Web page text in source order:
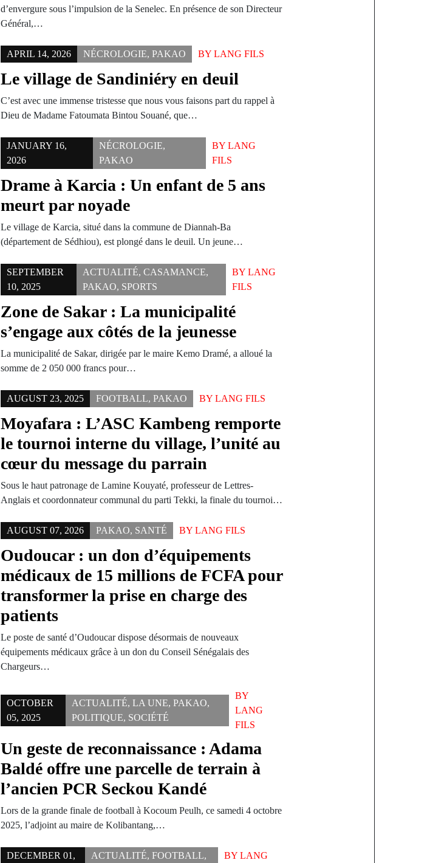
d’envergure sous l’impulsion de la Senelec. En présence de son Directeur
Général,…
APRIL 14, 2026 NÉCROLOGIE,PAKAO BYLANG FILS
Le village de Sandiniéry en deuil
C’est avec une immense tristesse que nous vous faisons part du rappel à
Dieu de Madame Fatoumata Bintou Souané, que…
JANUARY 16,
2026
NÉCROLOGIE,
PAKAO
BYLANG
FILS
Drame à Karcia : Un enfant de 5 ans
meurt par noyade
Le village de Karcia, situé dans la commune de Diannah-Ba
(département de Sédhiou), est plongé dans le deuil. Un jeune…
SEPTEMBER
10, 2025
ACTUALITÉ, CASAMANCE,
PAKAO, SPORTS
BYLANG
FILS
Zone de Sakar : La municipalité
s’engage aux côtés de la jeunesse
La municipalité de Sakar, dirigée par le maire Kemo Dramé, a alloué la
somme de 2 050 000 francs pour…
AUGUST 23, 2025 FOOTBALL,PAKAO BYLANG FILS
Moyafara : L’ASC Kambeng remporte
le tournoi interne du village, l’unité au
cœur du message du parrain
Sous le haut patronage de Lamine Kouyaté, professeur de Lettres-
Anglais et coordonnateur communal du parti Tekki, la finale du tournoi…
AUGUST 07, 2026 PAKAO, SANTÉ BYLANG FILS
Oudoucar : un don d’équipements
médicaux de 15 millions de FCFA pour
transformer la prise en charge des
patients
Le poste de santé d’Oudoucar dispose désormais de nouveaux
équipements médicaux grâce à un don du Conseil Sénégalais des
Chargeurs…
OCTOBER
05, 2025
ACTUALITÉ,LA UNE,PAKAO,
POLITIQUE, SOCIÉTÉ
BY
LANG
FILS
Un geste de reconnaissance : Adama
Baldé offre une parcelle de terrain à
l’ancien PCR Seckou Kandé
Lors de la grande finale de football à Kocoum Peulh, ce samedi 4 octobre
2025, l’adjoint au maire de Kolibantang,…
DECEMBER 01, ACTUALITÉ, FOOTBALL, BYLANG